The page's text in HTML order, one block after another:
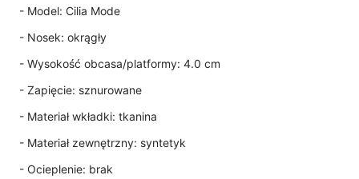
- Model: Cilia Mode
- Nosek: okrągły
- Wysokość obcasa/platformy: 4.0 cm
- Zapięcie: sznurowane
- Materiał wkładki: tkanina
- Materiał zewnętrzny: syntetyk
- Ocieplenie: brak